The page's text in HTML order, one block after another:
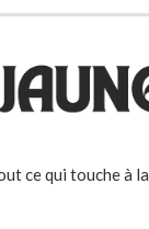
ce qui touche à la